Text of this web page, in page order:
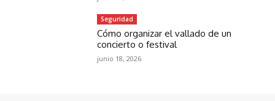
Seguridad
Cómo organizar el vallado de un
concierto o festival
junio 18, 2026